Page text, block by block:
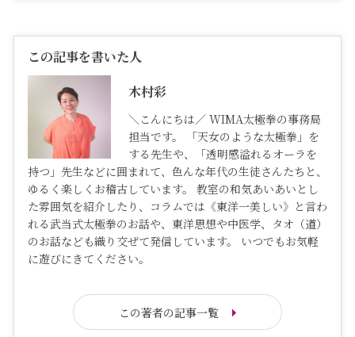
この記事を書いた人
木村彩
＼こんにちは／ WIMA太極拳の事務局
担当です。 「天女のような太極拳」を
する先生や、「透明感溢れるオーラを
持つ」先生などに囲まれて、色んな年代の生徒さんたちと、
ゆるく楽しくお稽古しています。 教室の和気あいあいとし
た雰囲気を紹介したり、コラムでは《東洋一美しい》と言わ
れる武当式太極拳のお話や、東洋思想や中医学、タオ（道）
のお話なども織り交ぜて発信しています。 いつでもお気軽
に遊びにきてください。
この著者の記事一覧